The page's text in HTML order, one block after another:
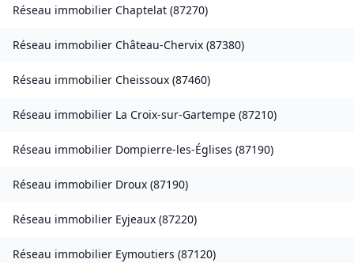
Réseau immobilier Chaptelat (87270)
Réseau immobilier Château-Chervix (87380)
Réseau immobilier Cheissoux (87460)
Réseau immobilier La Croix-sur-Gartempe (87210)
Réseau immobilier Dompierre-les-Églises (87190)
Réseau immobilier Droux (87190)
Réseau immobilier Eyjeaux (87220)
Réseau immobilier Eymoutiers (87120)